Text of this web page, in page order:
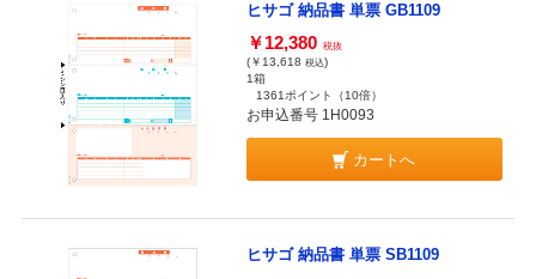
ヒサゴ 納品書 単票 GB1109
￥12,380 税抜
(￥13,618 税込)
1箱
1361ポイント
（10倍）
お申込番号 1H0093
カートへ
ヒサゴ 納品書 単票 SB1109